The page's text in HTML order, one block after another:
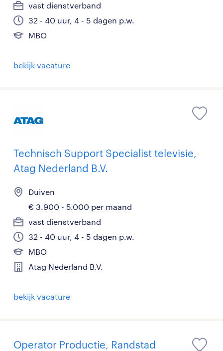
vast dienstverband
32 - 40 uur, 4 - 5 dagen p.w.
MBO
bekijk vacature
Technisch Support Specialist televisie,
Atag Nederland B.V.
Duiven
€ 3.900 - 5.000 per maand
vast dienstverband
32 - 40 uur, 4 - 5 dagen p.w.
MBO
Atag Nederland B.V.
bekijk vacature
Operator Productie, Randstad